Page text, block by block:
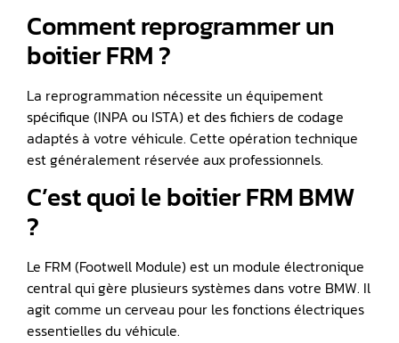
Comment reprogrammer un
boitier FRM ?
La reprogrammation nécessite un équipement
spécifique (INPA ou ISTA) et des fichiers de codage
adaptés à votre véhicule. Cette opération technique
est généralement réservée aux professionnels.
C’est quoi le boitier FRM BMW
?
Le FRM (Footwell Module) est un module électronique
central qui gère plusieurs systèmes dans votre BMW. Il
agit comme un cerveau pour les fonctions électriques
essentielles du véhicule.